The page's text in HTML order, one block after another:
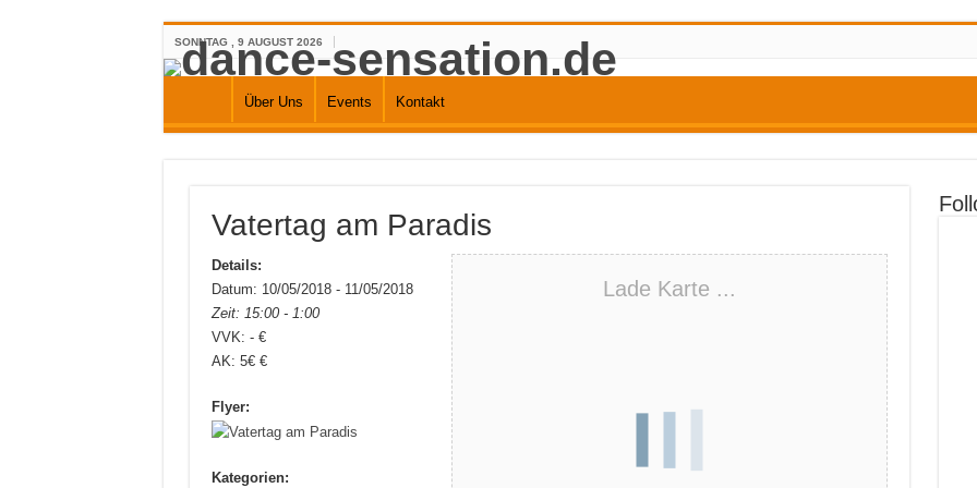
SONNTAG , 9 AUGUST 2026
Über Uns Events Kontakt
Vatertag am Paradis
Lade Karte ...
Details:
Datum: 10/05/2018 - 11/05/2018
Zeit: 15:00 - 1:00
VVK: - €
AK: 5€ €
Flyer:
Kategorien: